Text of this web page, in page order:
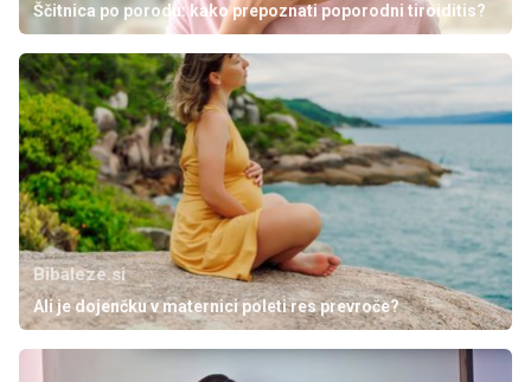
Ščitnica po porodu: kako prepoznati poporodni tiroiditis?
Bibaleze.si
Ali je dojenčku v maternici poleti res prevroče?